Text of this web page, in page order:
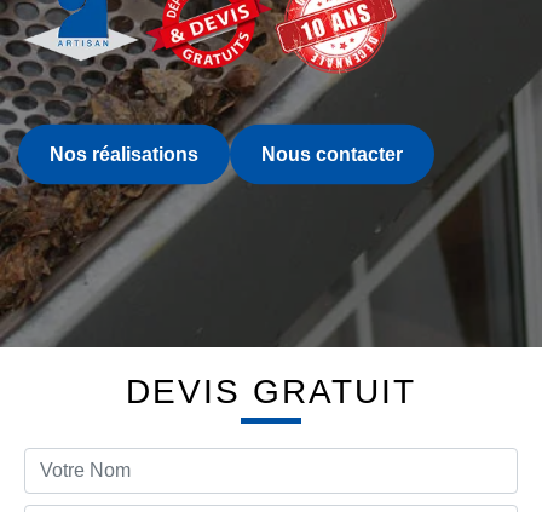
Nos réalisations Nous contacter
DEVIS GRATUIT